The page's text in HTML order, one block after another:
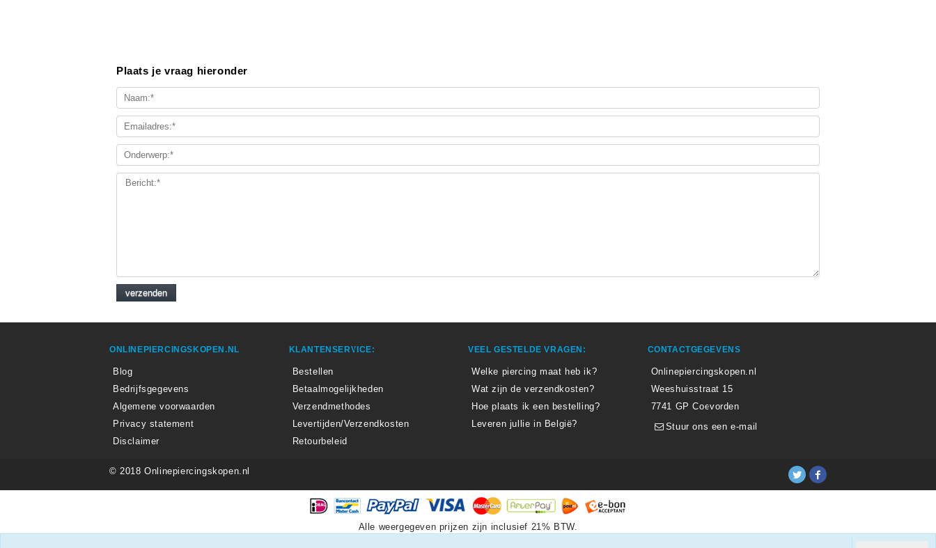
Plaats je vraag hieronder
ONLINEPIERCINGSKOPEN.NL
Blog
Bedrijfsgegevens
Algemene voorwaarden
Privacy statement
Disclaimer
KLANTENSERVICE:
Bestellen
Betaalmogelijkheden
Verzendmethodes
Levertijden/Verzendkosten
Retourbeleid
VEEL GESTELDE VRAGEN:
Welke piercing maat heb ik?
Wat zijn de verzendkosten?
Hoe plaats ik een bestelling?
Leveren jullie in België?
CONTACTGEGEVENS
Onlinepiercingskopen.nl
Weeshuisstraat 15
7741 GP Coevorden
Stuur ons een e-mail
© 2018 Onlinepiercingskopen.nl
Alle weergegeven prijzen zijn inclusief 21% BTW.